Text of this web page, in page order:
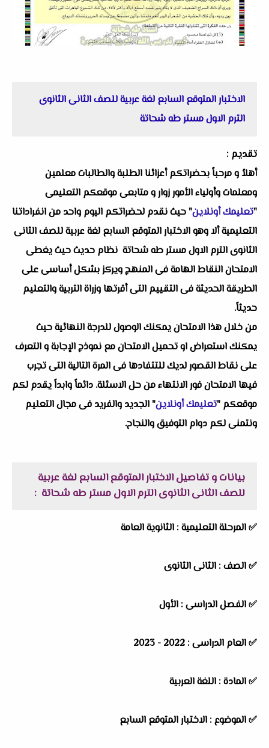
الاختبار المتوقع السابع لغة عربية للصف الثانى الثانوى
الترم الاول مستر طه شحاتة
تقديم :
أهلاُ و مرحباً بحضراتكم أعزائنا الطلبة والطالبات معلمين
ومعلمات وأولياء الأمور زوار و متابعى موقعكم التعليمى
"تعليمك أونلاين" حيث نقدم لحضراتكم اليوم واحد من انفراداتنا
التعليمية ألا وهوالاختبار المتوقع السابع لغة عربية للصف الثانى
الثانوى الترم الاول مستر طه شحاتة نظام حديث حيث يغطى
الامتحان النقاط الهامة فى المنهج ويركز بشكل أساسى على
الطريقة الحديثة فى التقييم التى أقرتها وزراة التربية والتعليم
حديثاً.
من خلال هذا الامتحان يمكنك الوصول للدرجة النهائية حيث
يمكنك استعراض او تحميل الامتحان مع نموذج الإجابة و التعرف
على نقاط القصور لديك للتتفادها فى المرة التالية التى تجرب
فيها الامتحان فور الانتهاء من حل الاسئلة. دائماً وابداً يقدم لكم
موقعكم "تعليمك أونلاين" الجديد والفريد فى مجال التعليم
ونتمنى لكم دوام التوفيق والنجاح.
بيانات و تفاصيل الاختبار المتوقع السابع لغة عربية
للصف الثانى الثانوى الترم الاول مستر طه شحاتة :
✅المرحلة التعليمية : الثانوية العامة
✅الصف : الثانى الثانوى
✅الفصل الدراسى : الأول
✅العام الدراسى :
✅المادة : اللغة العربية
✅الموضوع : الاختبار المتوقع السابع